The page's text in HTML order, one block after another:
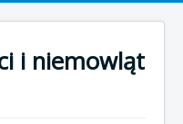
i niemowląt